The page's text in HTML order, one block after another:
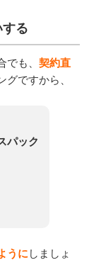
る
も、 契約直
グですから、
パック
うに しましょ